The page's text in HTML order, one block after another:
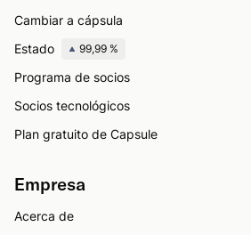
Cambiar a cápsula
Estado
99,99 %
Programa de socios
Socios tecnológicos
Plan gratuito de Capsule
Empresa
Acerca de